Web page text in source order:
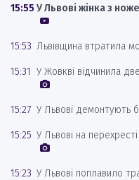
15:55 У Львові жінка з
15:53 Львівщина втратила
15:31 У Жовкві відчинила
15:27 У Львові демонтують
15:25 У Львові на
15:23 У Львові поплавило